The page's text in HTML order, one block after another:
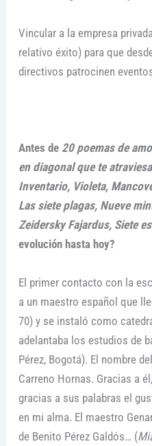
Vincular a la empresa
relativo éxito) para que
directivos patrocinen
Antes de 20 poemas de
en diagonal que te
Inventario, Violeta,
Las siete plagas, Nueve
Zeidersky Fajardus, Siete
evolución hasta hoy?
El primer contacto con la
a un maestro español que
70) y se instaló como
adelantaba los estudios de
Pérez, Bogotá). El nombre
Carreno Hornas. Gracias a
gracias a sus palabras el
en mi alma. El maestro
de Benito Pérez Galdós… (